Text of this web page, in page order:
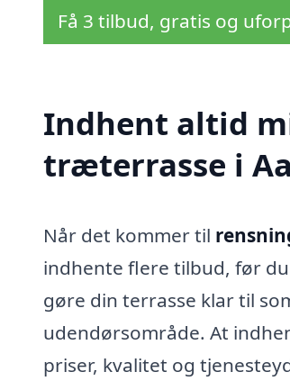
Få 3 tilbud, gratis og
Indhent altid
træterrasse i
Når det kommer til
indhente flere tilbud, før
gøre din terrasse klar til
udendørsområde. At
priser, kvalitet og